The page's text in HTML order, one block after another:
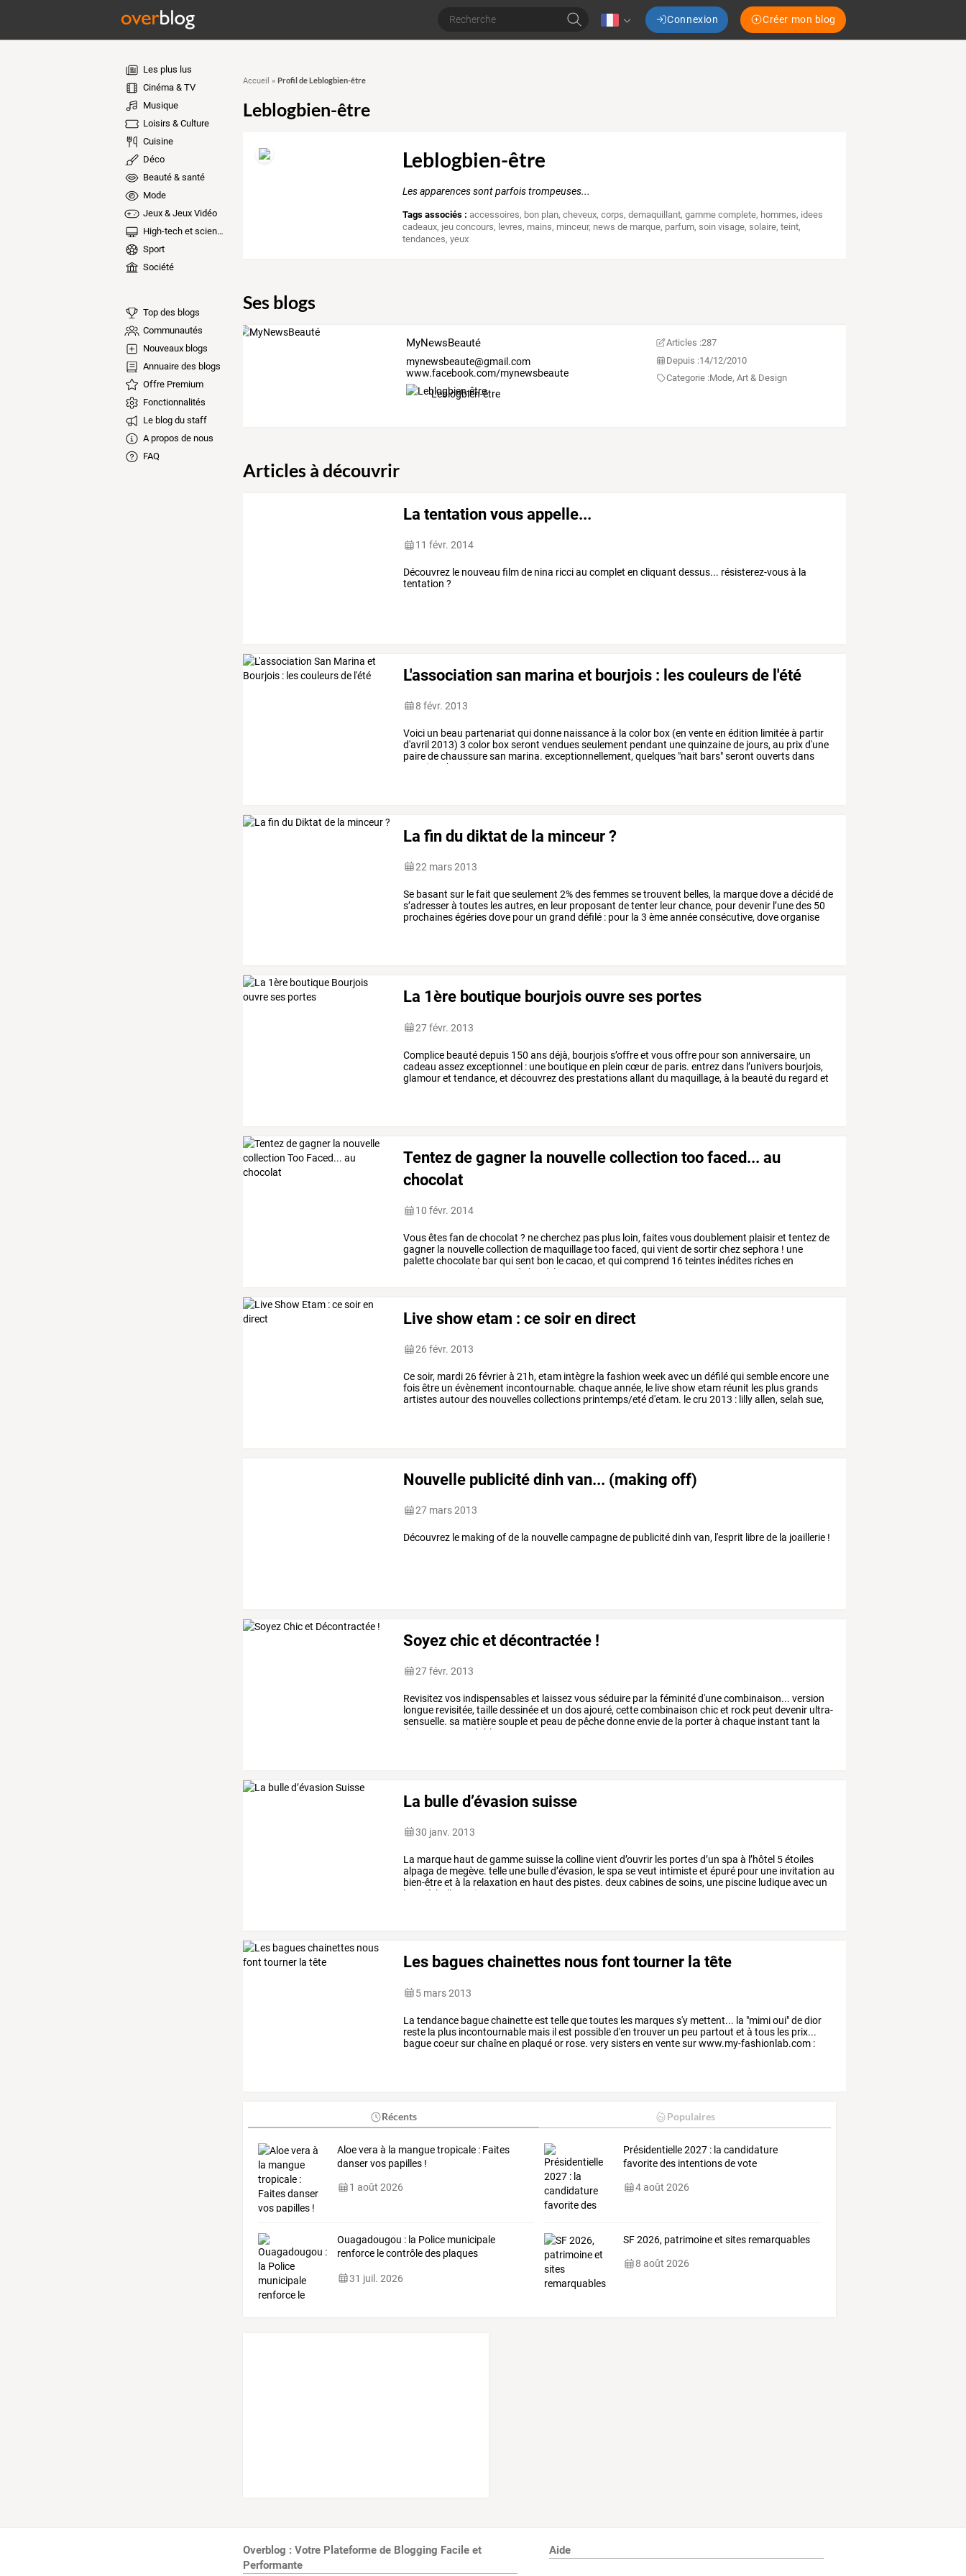
Connexion Créer mon blog
Les plus lus
Cinéma & TV
Musique
Loisirs & Culture
Cuisine
Déco
Beauté & santé
Mode
Jeux & Jeux Vidéo
High-tech et sciences
Sport
Société
Top des blogs
Communautés
Nouveaux blogs
Annuaire des blogs
Offre Premium
Fonctionnalités
Le blog du staff
A propos de nous
FAQ
Accueil » Profil de Leblogbien-être
Leblogbien-être
Leblogbien-être
Les apparences sont parfois trompeuses...
Tags associés : accessoires, bon plan,cheveux,corps,demaquillant,gamme complete, hommes, idees
cadeaux, jeu concours, levres, mains, minceur, news de marque, parfum,soin visage,solaire,teint,
tendances,yeux
Ses blogs
MyNewsBeauté
mynewsbeaute@gmail.com
www.facebook.com/mynewsbeaute
Leblogbien-être
Articles :287
Depuis :14/12/2010
Categorie :Mode, Art & Design
Articles à découvrir
La tentation vous appelle...
11 févr. 2014
Découvrez le nouveau film de nina ricci au complet en cliquant dessus... résisterez-vous à la
tentation ?
L'association san marina et bourjois : les couleurs de l'été
8 févr. 2013
Voici un beau partenariat quidonne naissanceà la color box (en venteen édition limitéeà partir
d'avril 2013) 3 color boxseront venduesseulement pendant unequinzainede jours, au prixd'une
pairedechaussuresan marina. exceptionnellement, quelques "nait bars"seront ouvertsdans
certaines
boutiques.
La fin du diktat de la minceur ?
22 mars 2013
Se basant sur lefait queseulement 2%desfemmessetrouvent belles, la marquedovea décidéde
s’adresserà toutes lesautres, en leur proposant detenter leurchance, pourdevenir l’unedes 50
prochaineségériesdove pour un grand défilé : pour la 3 èmeannéeconsécutive, doveorganise
La 1ère boutique bourjois ouvre ses portes
27 févr. 2013
Complice beautédepuis 150 ansdéjà, bourjoiss’offreet vousoffre pourson anniversaire, un
cadeau assezexceptionnel : une boutiqueen plein cœurde paris. entrezdans l’univers bourjois,
glamouret tendance, et découvrezdes prestationsallant du maquillage, à la beautédu regard et
Tentez de gagner la nouvelle collection too faced... au
chocolat
10 févr. 2014
Vousêtesfan dechocolat ? necherchez pas plus loin,faitesvousdoublement plaisiret tentezde
gagner la nouvellecollection de maquillagetoofaced,quivient desortirchezsephora ! une
palettechocolate barquisent bon lecacao,et quicomprend 16teintes inédites richesen
pigments
palette candy bar à la
Live show etam : ce soir en direct
26 févr. 2013
Cesoir, mardi26févrierà 21h,etam intègre la fashion weekavec un défiléquisembleencore une
foisêtre un évènement incontournable. chaqueannée, le liveshow etam réunit les plusgrands
artistesautourdes nouvellescollections printemps/etéd'etam. lecru 2013 : lillyallen,selah sue,
rita
m.i.a
Nouvelle publicité dinh van... (making off)
27 mars 2013
Découvrez le making of de la nouvelle campagne de publicité dinh van, l'esprit libre de la joaillerie !
Soyez chic et décontractée !
27 févr. 2013
Revisitezvos indispensableset laissezvousséduire par la féminitéd'unecombinaison... version
longue revisitée, tailledessinéeet un dosajouré, cettecombinaison chicet rock peut devenir ultra-
sensuelle. sa matièresoupleet peau de pêchedonneenviede la porterà chaque instant tant la
douceur
agréable
La bulle d’évasion suisse
30 janv. 2013
La marque haut degammesuisse la collinevient d’ouvrir les portesd’un spa à l’hôtel 5étoiles
alpaga de megève. telle une bulled’évasion, lespa seveut intimisteet épuré pour une invitation au
bien-êtreet à la relaxation en haut des pistes. deuxcabinesdesoins, une piscine ludiqueavec un
banc
à bulles jets
Les bagues chainettes nous font tourner la tête
5 mars 2013
La tendance baguechainetteest tellequetoutes les marquess'y mettent... la "mimioui"dedior
reste la plus incontournable mais ilest possibled'en trouver un peu partout et à tous les prix...
baguecoeursurchaîneen plaquéor rose. verysistersen ventesurwww.my-fashionlab.com :
Récents Populaires
Aloe vera à la mangue tropicale : Faites
danser vos papilles !
1 août 2026
Présidentielle 2027 : la candidature
favorite des intentions de vote
4 août 2026
Ouagadougou :la Policemunicipale
renforcelecontrôledesplaques
31 juil. 2026
SF 2026, patrimoine et sites remarquables
8 août 2026
Overblog : Votre Plateforme de Blogging Facile et
Performante
Aide